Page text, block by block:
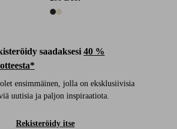
saadaksesi 40 %
ensimmäinen, jolla on eksklusiivisia
uutisia ja paljon inspiraatiota.
Rekisteröidy itse
2 värejä